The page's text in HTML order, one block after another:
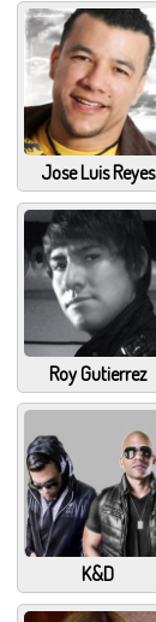
Jose Luis Reyes
Roy Gutierrez
K&D